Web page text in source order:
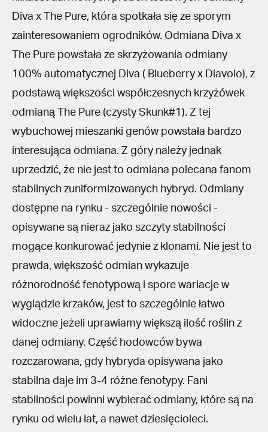
Diva x The Pure, która spotkała się ze sporym
zainteresowaniem ogrodników. Odmiana Diva x
The Pure powstała ze skrzyżowania odmiany
100% automatycznej Diva ( Blueberry x Diavolo), z
podstawą większości współczesnych krzyżówek
odmianą The Pure (czysty Skunk#1). Z tej
wybuchowej mieszanki genów powstała bardzo
interesująca odmiana. Z góry należy jednak
uprzedzić, że nie jest to odmiana polecana fanom
stabilnych zuniformizowanych hybryd. Odmiany
dostępne na rynku - szczególnie nowości -
opisywane są nieraz jako szczyty stabilności
mogące konkurować jedynie z klonami. Nie jest to
prawda, większość odmian wykazuje
różnorodność fenotypową i spore wariacje w
wyglądzie krzaków, jest to szczególnie łatwo
widoczne jeżeli uprawiamy większą ilość roślin z
danej odmiany. Część hodowców bywa
rozczarowana, gdy hybryda opisywana jako
stabilna daje im 3-4 różne fenotypy. Fani
stabilności powinni wybierać odmiany, które są na
rynku od wielu lat, a nawet dziesięcioleci.